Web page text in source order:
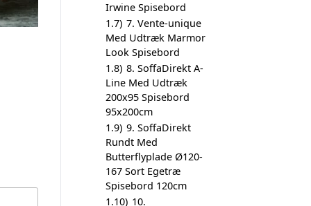
Irwine Spisebord
1.7) 7. Vente-unique
Med Udtræk Marmor
Look Spisebord
1.8) 8. SoffaDirekt A-
Line Med Udtræk
200x95 Spisebord
95x200cm
1.9) 9. SoffaDirekt
Rundt Med
Butterflyplade Ø120-
167 Sort Egetræ
Spisebord 120cm
1.10) 10.